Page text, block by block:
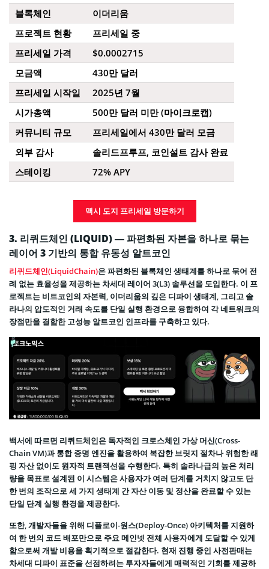
블록체인
이더리움
프로젝트 현황
프리세일 중
프리세일 가격
$0.0002715
모금액
430만 달러
프리세일 시작일
2025년 7월
시가총액
500만 달러 미만 (마이크로캡)
커뮤니티 규모
프리세일에서 430만 달러 모금
외부 감사
솔리드프루프, 코인설트 감사 완료
스테이킹
72% APY
맥시 도지 프리세일 방문하기
3. 리퀴드체인 (LIQUID) — 파편화된 자본을 하나로 묶는
레이어 3 기반의 통합 유동성 알트코인
리퀴드체인(LiquidChain)은 파편화된 블록체인 생태계를 하나로 묶어 전
례 없는 효율성을 제공하는 차세대 레이어 3(L3) 솔루션을 도입한다. 이 프
로젝트는 비트코인의 자본력, 이더리움의 깊은 디파이 생태계, 그리고 솔
라나의 압도적인 거래 속도를 단일 실행 환경으로 융합하여 각 네트워크의
장점만을 결합한 고성능 알트코인 인프라를 구축하고 있다.
백서에 따르면 리퀴드체인은 독자적인 크로스체인 가상 머신(Cross-
Chain VM)과 통합 증명 엔진을 활용하여 복잡한 브릿지 절차나 위험한 래
핑 자산 없이도 원자적 트랜잭션을 수행한다. 특히 솔라나급의 높은 처리
량을 목표로 설계된 이 시스템은 사용자가 여러 단계를 거치지 않고도 단
한 번의 조작으로 세 가지 생태계 간 자산 이동 및 정산을 완료할 수 있는
단일 단계 실행 환경을 제공한다.
또한, 개발자들을 위해 디플로이-원스(Deploy-Once) 아키텍처를 지원하
여 한 번의 코드 배포만으로 주요 메인넷 전체 사용자에게 도달할 수 있게
함으로써 개발 비용을 획기적으로 절감한다. 현재 진행 중인 사전판매는
차세대 디파이 표준을 선점하려는 투자자들에게 매력적인 기회를 제공하